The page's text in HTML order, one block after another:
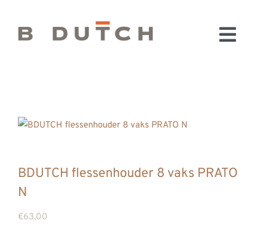
inhoud
KEUKENS
FABRIEK & SHOWROOM
BDUTCH flessenhouder 8 vaks PRATO
N
€63,00